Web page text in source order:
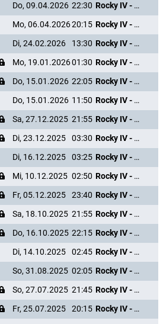
Do, 09.04.2026 22:30
Rocky IV - Der Kampf des Jahrhunderts
Mo, 06.04.202620:15
Rocky IV - Der Kampf des Jahrhunderts
Di, 24.02.2026 13:30
Rocky IV - Der Kampf des Jahrhunderts
Mo, 19.01.202601:30
Rocky IV - Der Kampf des Jahrhunderts
Do, 15.01.2026 22:05
Rocky IV - Der Kampf des Jahrhunderts
Do, 15.01.2026 11:50
Rocky IV - Der Kampf des Jahrhunderts
Sa, 27.12.2025 21:55
Rocky IV - Der Kampf des Jahrhunderts
Di, 23.12.2025 03:30
Rocky IV - Der Kampf des Jahrhunderts
Di, 16.12.2025 03:25
Rocky IV - Der Kampf des Jahrhunderts
Mi, 10.12.2025 02:50
Rocky IV - Der Kampf des Jahrhunderts
Fr, 05.12.2025 23:40
Rocky IV - Der Kampf des Jahrhunderts
Sa, 18.10.2025 21:55
Rocky IV - Der Kampf des Jahrhunderts
Do, 16.10.2025 22:15
Rocky IV - Der Kampf des Jahrhunderts
Di, 14.10.2025 02:45
Rocky IV - Der Kampf des Jahrhunderts
So, 31.08.2025 02:05
Rocky IV - Der Kampf des Jahrhunderts
So, 27.07.2025 21:45
Rocky IV - Der Kampf des Jahrhunderts
Fr, 25.07.2025 20:15
Rocky IV - Der Kampf des Jahrhunderts